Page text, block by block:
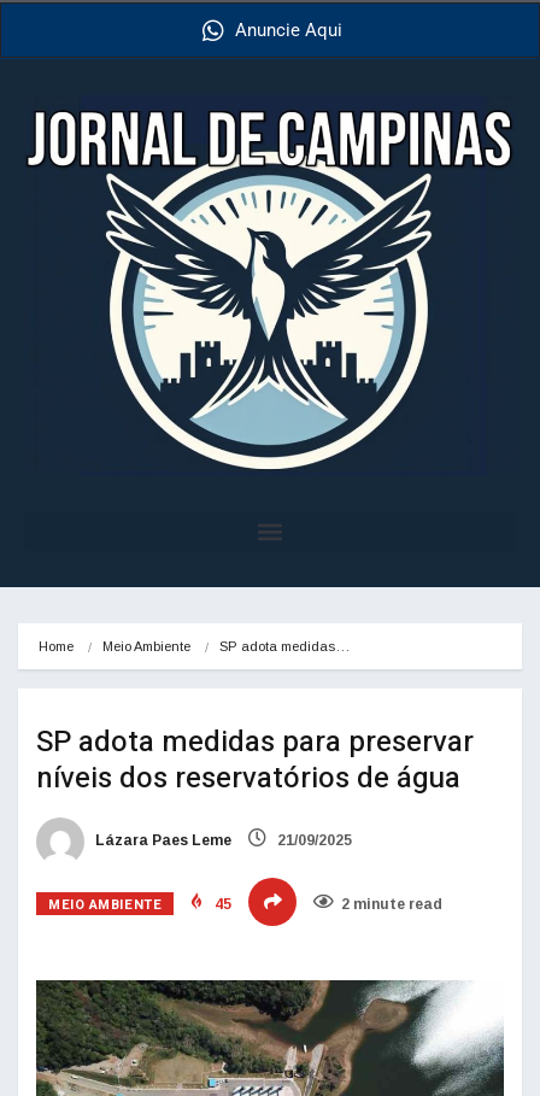
Anuncie Aqui
Home Meio Ambiente SP adota medidas…
SP adota medidas para preservar
níveis dos reservatórios de água
Lázara Paes Leme 21/09/2025
MEIO AMBIENTE 45 2 minute read